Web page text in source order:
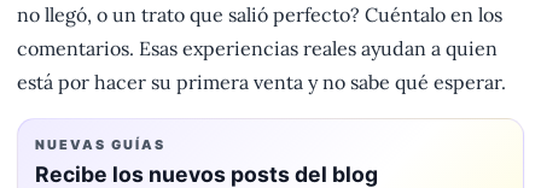
no llegó, o un trato que salió perfecto? Cuéntalo en los
comentarios. Esas experiencias reales ayudan a quien
está por hacer su primera venta y no sabe qué esperar.
NUEVAS GUÍAS
Recibe los nuevos posts del blog